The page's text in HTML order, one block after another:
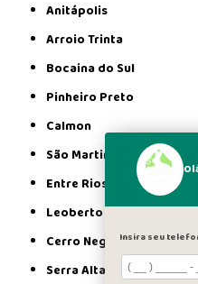
Anitápolis
Arroio Trinta
Bocaina do Sul
Pinheiro Preto
Calmon
São Martinho
Entre Rios
Leoberto Leal
Cerro Negro
Serra Alta
Insira seu